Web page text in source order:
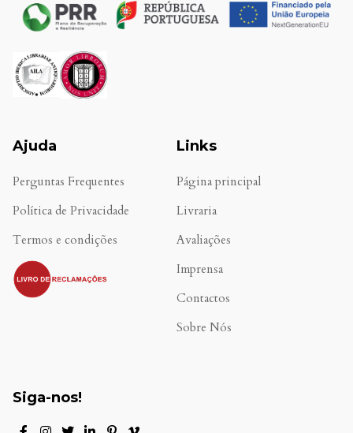
Ajuda
Perguntas Frequentes
Política de Privacidade
Termos e condições
.
Links
Página principal
Livraria
Avaliações
Imprensa
Contactos
Sobre Nós
Siga-nos!